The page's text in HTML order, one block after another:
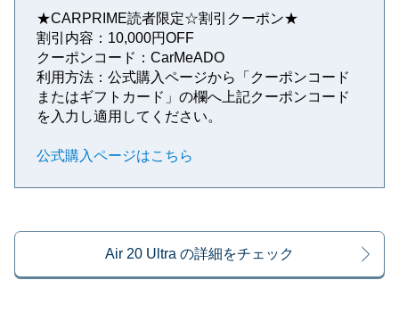
★CARPRIME読者限定☆割引クーポン★
割引内容：10,000円OFF
クーポンコード：CarMeADO
利用方法：公式購入ページから「クーポンコード
またはギフトカード」の欄へ上記クーポンコード
を入力し適用してください。
公式購入ページはこちら
Air 20 Ultra の詳細をチェック